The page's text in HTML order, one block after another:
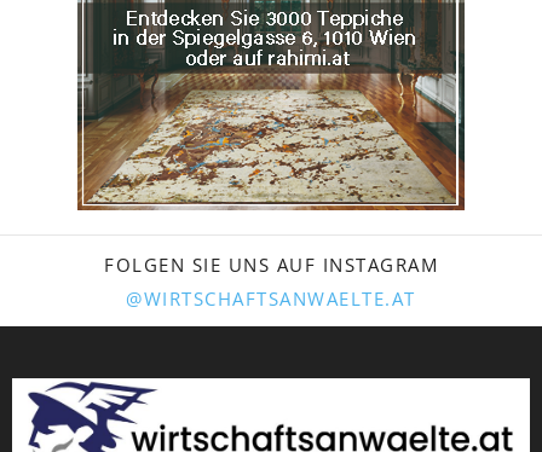
FOLGEN SIE UNS AUF INSTAGRAM
@WIRTSCHAFTSANWAELTE.AT